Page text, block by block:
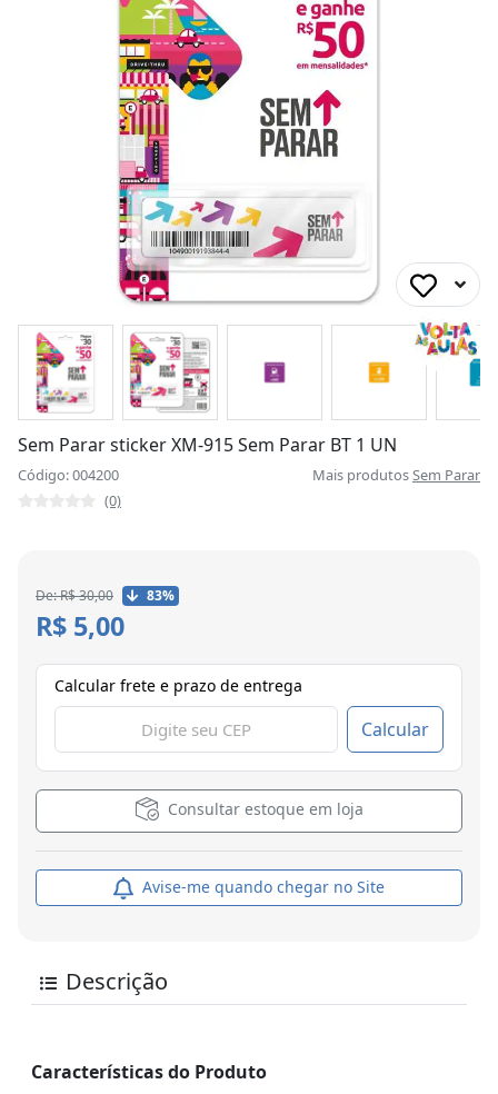
Sem Parar sticker XM-915 Sem Parar BT 1 UN
Código: 004200 Mais produtosSem Parar
(0)
De: R$ 30,00 83%
R$ 5,00
Calcular frete e prazo de entrega
Calcular
Consultar estoque em loja
Avise-me quando chegar no Site
Descrição
Características do Produto